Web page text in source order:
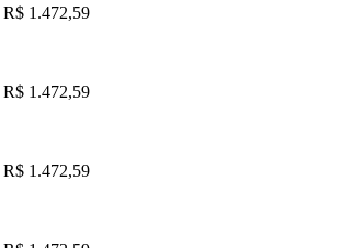
R$ 1.472,59
R$ 1.472,59
R$ 1.472,59